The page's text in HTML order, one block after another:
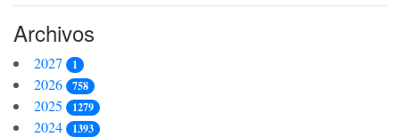
Archivos
2027 1
2026 758
2025 1279
2024 1393